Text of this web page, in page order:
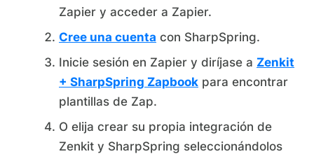
Zapier y acceder a Zapier.
Cree una cuenta con SharpSpring.
Inicie sesión en Zapier y diríjase a Zenkit
+ SharpSpring Zapbook para encontrar
plantillas de Zap.
O elija crear su propia integración de
Zenkit y SharpSpring seleccionándolos